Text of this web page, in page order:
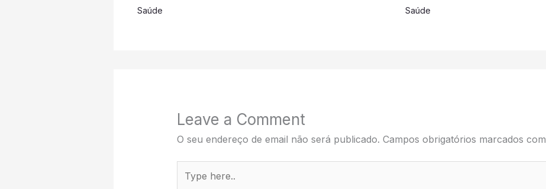
Saúde Saúde
Leave a Comment
O seu endereço de email não será publicado. Campos obrigatórios marcados com
here..